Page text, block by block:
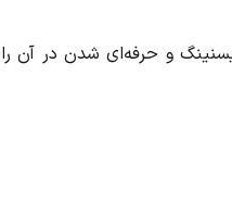
و حرفه‌ای شدن در آن